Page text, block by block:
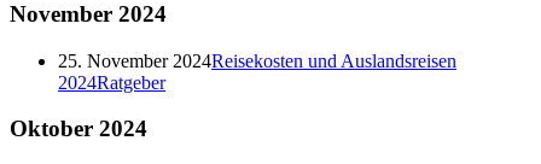
November 2024
25. November 2024Reisekosten und Auslandsreisen
2024Ratgeber
Oktober 2024